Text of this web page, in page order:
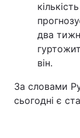
два
він.
За словами
сьогодні є